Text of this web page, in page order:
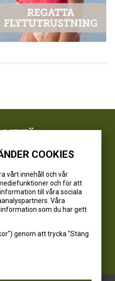
COOKIES
vårt innehåll och vår
och för att
till våra sociala
Våra
som du har gett
genom att trycka "Stäng
MEITÄ
Oy